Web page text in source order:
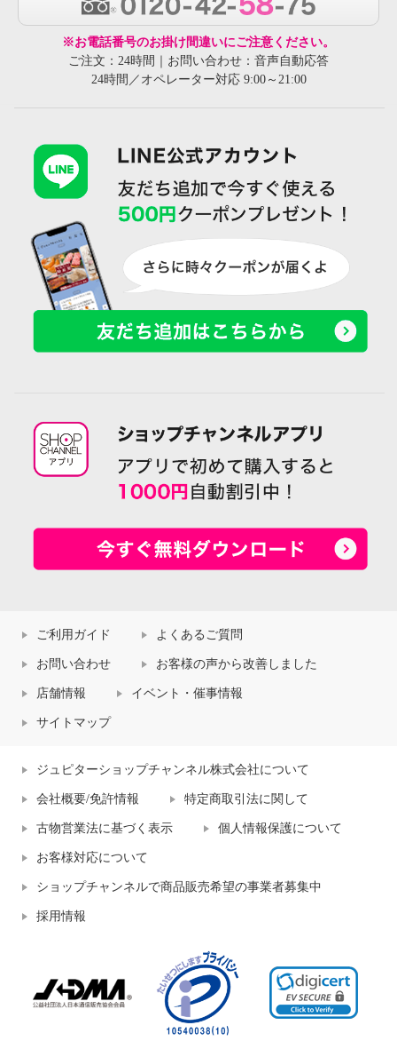
※お電話番号のお掛け間違いにご注意ください。
ご注文：24時間｜お問い合わせ：音声自動応答
24時間／オペレーター対応 9:00～21:00
ご利用ガイド よくあるご質問
お問い合わせ お客様の声から改善しました
店舗情報 イベント・催事情報
サイトマップ
ジュピターショップチャンネル株式会社について
会社概要/免許情報 特定商取引法に関して
古物営業法に基づく表示 個人情報保護について
お客様対応について
ショップチャンネルで商品販売希望の事業者募集中
採用情報